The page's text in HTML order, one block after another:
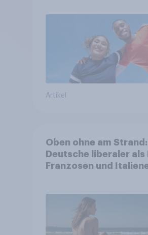
Artikel
Oben ohne am Strand:
Deutsche liberaler als
Franzosen und